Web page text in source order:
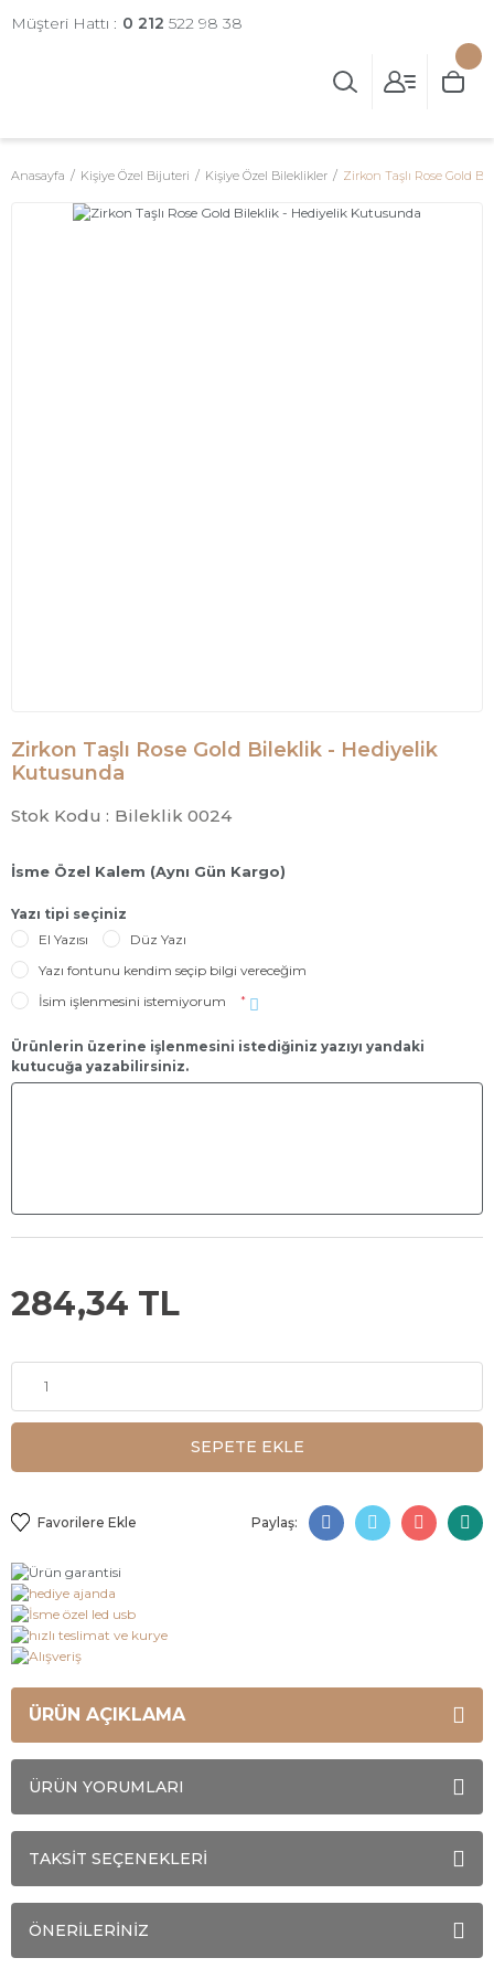
Müşteri Hattı : 0 212 522 98 38
Anasayfa Kişiye Özel Bijuteri Kişiye Özel Bileklikler Zirkon Taşlı Rose Gold
Zirkon Taşlı Rose Gold Bileklik - Hediyelik
Kutusunda
Stok Kodu : Bileklik 0024
İsme Özel Kalem (Aynı Gün Kargo)
Yazı tipi seçiniz
El Yazısı
Düz Yazı
Yazı fontunu kendim seçip bilgi vereceğim
İsim işlenmesini istemiyorum
*
Ürünlerin üzerine işlenmesini istediğiniz yazıyı yandaki
kutucuğa yazabilirsiniz.
284,34 TL
SEPETE EKLE
Paylaş:
ÜRÜN AÇIKLAMA
ÜRÜN YORUMLARI
TAKSİT SEÇENEKLERİ
ÖNERİLERİNİZ